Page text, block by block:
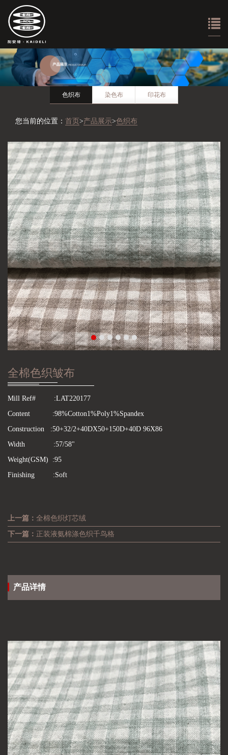
色织布 染色布 印花布
您当前的位置： 首页>产品展示>色织布
全棉色织皱布
Mill Ref# :LAT220177
Content :98%Cotton1%Poly1%Spandex
Construction :50+32/2+40DX50+150D+40D 96X86
Width :57/58"
Weight(GSM) :95
Finishing :Soft
上一篇： 全棉色织灯芯绒
下一篇： 正装液氨棉涤色织千鸟格
产品详情